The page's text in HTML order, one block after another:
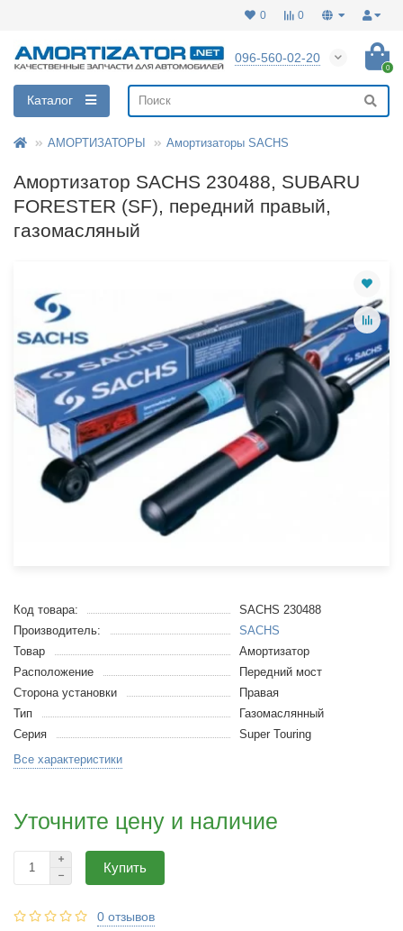
0
0
096-560-02-20
0
Каталог
АМОРТИЗАТОРЫ Амортизаторы SACHS
Амортизатор SACHS 230488, SUBARU
FORESTER (SF), передний правый,
газомасляный
Код товара:
SACHS 230488
Производитель:
SACHS
Товар
Амортизатор
Расположение
Передний мост
Сторона установки
Правая
Тип
Газомаслянный
Серия
Super Touring
Все характеристики
Уточните цену и наличие
Купить
0 отзывов